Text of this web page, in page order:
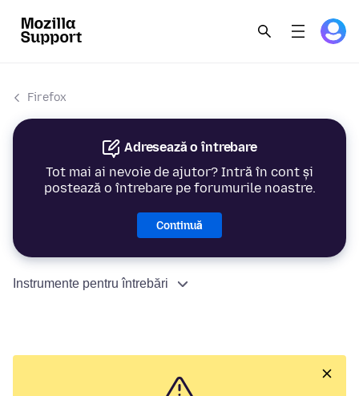
Firefox
Adresează o întrebare
Tot mai ai nevoie de ajutor? Intră în cont și
postează o întrebare pe forumurile noastre.
Continuă
Instrumente pentru întrebări